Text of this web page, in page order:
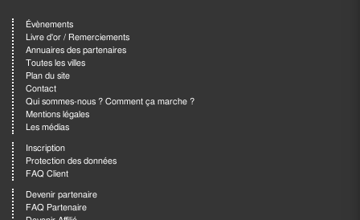
Évènements
Livre d'or / Remerciements
Annuaires des partenaires
Toutes les villes
Plan du site
Contact
Qui sommes-nous ? Comment ça marche ?
Mentions légales
Les médias
Inscription
Protection des données
FAQ Client
Devenir partenaire
FAQ Partenaire